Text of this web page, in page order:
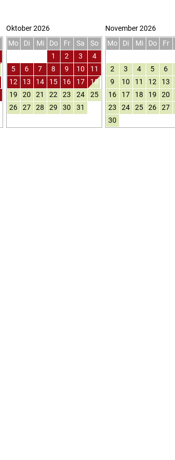
Oktober 2026
Mo
Di Mi Do Fr Sa
So
1
2 3
4
5
6 7 8 9 10
11
12
13 14 15 16 17
18
19
20 21 22 23 24
25
26
27 28 29 30 31
November 2026
Mo
Di Mi Do Fr
2
3 4 5 6
9
10 11 12 13
16
17 18 19 20
23
24 25 26 27
30